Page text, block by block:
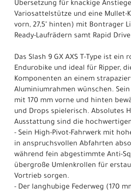
Übersetzung für knackige
Variosattelstütze und eine Mullet-
vorn, 27,5" hinten) mit Bontrager
Ready-Laufrädern samt Rapid
Das Slash 9 GX AXS T-Type ist ein
Endurobike und ideal für Ripper,
Komponenten an einem
Aluminiumrahmen wünschen.
mit 170 mm vorne und hinten
und Drops spielerisch. Absolutes
Ausstattung sind die
- Sein High-Pivot-Fahrwerk mit
in anspruchsvollen Abfahrten
während fein abgestimmte Anti-
übergroße Umlenkrollen für
Vortrieb sorgen.
- Der langhubige Federweg (170